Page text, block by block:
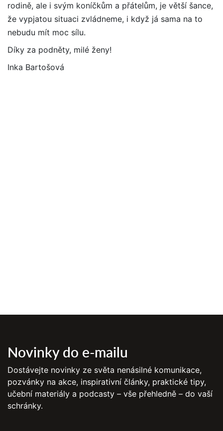
rodině, ale i svým koníčkům a přátelům, je větší šance,
že vypjatou situaci zvládneme, i když já sama na to
nebudu mít moc sílu.
Díky za podněty, milé ženy!
Inka Bartošová
Novinky do e-mailu
Dostávejte novinky ze světa nenásilné komunikace,
pozvánky na akce, inspirativní články, praktické tipy,
učební materiály a podcasty – vše přehledně – do vaší
schránky.